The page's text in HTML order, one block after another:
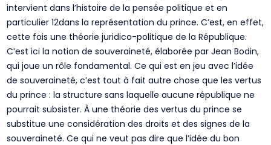
intervient dans l’histoire de la pensée politique et en
particulier 12dans la représentation du prince. C’est, en effet,
cette fois une théorie juridico-politique de la République.
C’est ici la notion de souveraineté, élaborée par Jean Bodin,
qui joue un rôle fondamental. Ce qui est en jeu avec l’idée
de souveraineté, c’est tout à fait autre chose que les vertus
du prince : la structure sans laquelle aucune république ne
pourrait subsister. À une théorie des vertus du prince se
substitue une considération des droits et des signes de la
souveraineté. Ce qui ne veut pas dire que l’idée du bon